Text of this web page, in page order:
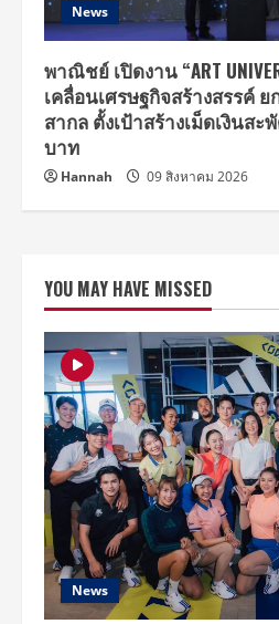
News
พาณิชย์ เปิดงาน “ART
เคลื่อนเศรษฐกิจสร้างสรรค์
สากล ตั้งเป้าสร้างเม็ดเงินส
บาท
Hannah 09 สิงหาคม 2026
YOU MAY HAVE MISSED
News